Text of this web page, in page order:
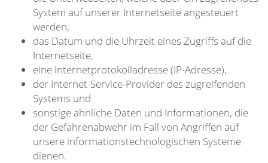
System auf unserer Internetseite angesteuert
werden,
das Datum und die Uhrzeit eines Zugriffs auf die
Internetseite,
eine Internetprotokolladresse (IP-Adresse),
der Internet-Service-Provider des zugreifenden
Systems und
sonstige ähnliche Daten und Informationen, die
der Gefahrenabwehr im Fall von Angriffen auf
unsere informationstechnologischen Systeme
dienen.